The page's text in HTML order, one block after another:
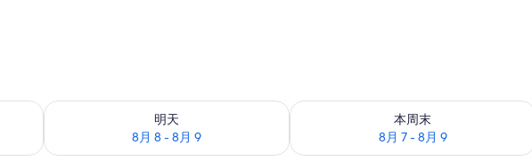
明天
8月 8 - 8月 9
查看明天的空房情况：8月 8 - 8月 9
本周末
8月 7 - 8月 9
查看本周末的空房情况：8月 7 - 8月 9